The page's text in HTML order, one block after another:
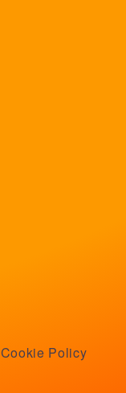
Cookie Policy